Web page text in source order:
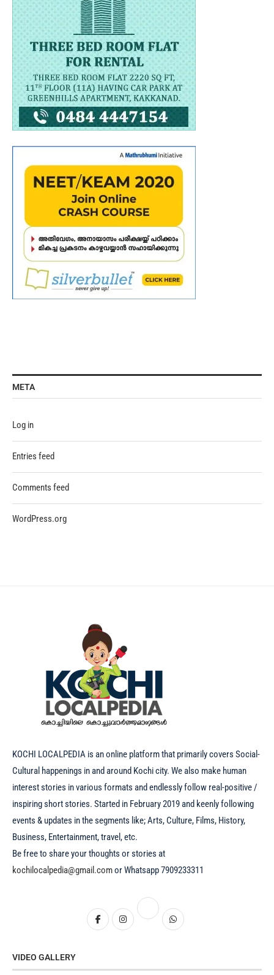
META
Log in
Entries feed
Comments feed
WordPress.org
KOCHI LOCALPEDIA is an online platform that primarily covers Social-
Cultural happenings in and around Kochi city. We also make human
interest stories in various formats and endlessly follow real-positive /
inspiring short stories. Started in February 2019 and keenly following
events & updates in the segments like; Arts, Culture, Films, History,
Business, Entertainment, travel, etc.
Be free to share your thoughts or stories at
kochilocalpedia@gmail.comor Whatsapp 7909233311
VIDEO GALLERY